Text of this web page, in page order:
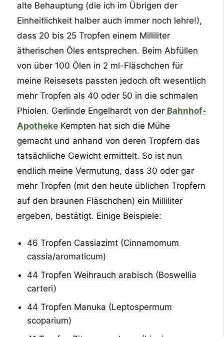
alte Behauptung (die ich im Übrigen der
Einheitlichkeit halber auch immer noch lehre!),
dass 20 bis 25 Tropfen einem Milliliter
ätherischen Öles entsprechen. Beim Abfüllen
von über 100 Ölen in 2 ml-Fläschchen für
meine Reisesets passten jedoch oft wesentlich
mehr Tropfen als 40 oder 50 in die schmalen
Phiolen. Gerlinde Engelhardt von der Bahnhof-
Apotheke Kempten hat sich die Mühe
gemacht und anhand von deren Tropfern das
tatsächliche Gewicht ermittelt. So ist nun
endlich meine Vermutung, dass 30 oder gar
mehr Tropfen (mit den heute üblichen Tropfern
auf den braunen Fläschchen) ein Milliliter
ergeben, bestätigt. Einige Beispiele:
46 Tropfen Cassiazimt (Cinnamomum
cassia/aromaticum)
44 Tropfen Weihrauch arabisch (Boswellia
carteri)
44 Tropfen Manuka (Leptospermum
scoparium)